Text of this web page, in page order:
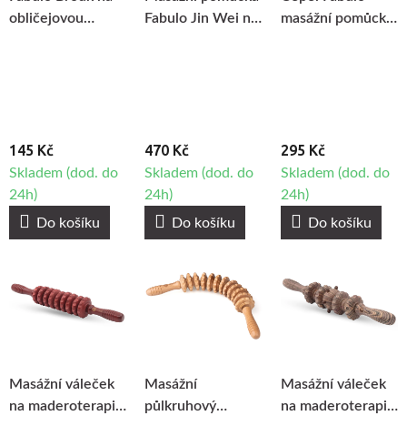
obličejovou
145 Kč
Skladem (dod. do
24h)
Do košíku
Fabulo Jin Wei na
470 Kč
Skladem (dod. do
24h)
Do košíku
masážní pomůcka
295 Kč
Skladem (dod. do
24h)
Do košíku
Masážní váleček
na maderoterapii
Masážní
půlkruhový
Masážní váleček
na maderoterapii